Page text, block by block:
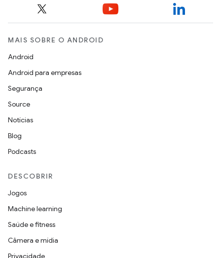
MAIS SOBRE O ANDROID
Android
Android para empresas
Segurança
Source
Notícias
Blog
Podcasts
DESCOBRIR
Jogos
Machine learning
Saúde e fitness
Câmera e mídia
Privacidade